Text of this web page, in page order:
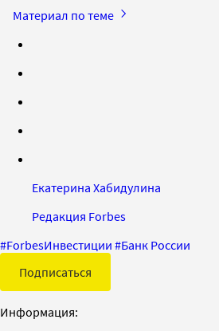
Материал по теме
Екатерина Хабидулина
Редакция Forbes
#ForbesИнвестиции #Банк России
Подписаться
Информация: